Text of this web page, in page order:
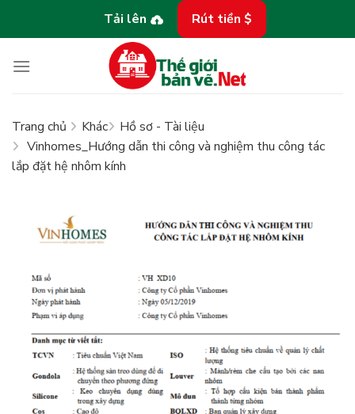
dung
Tải lên Rút tiền $
Trang chủ Khác
Hồ sơ - Tài liệu
Vinhomes_Hướng dẫn thi công và nghiệm thu công tác
lắp đặt hệ nhôm kính